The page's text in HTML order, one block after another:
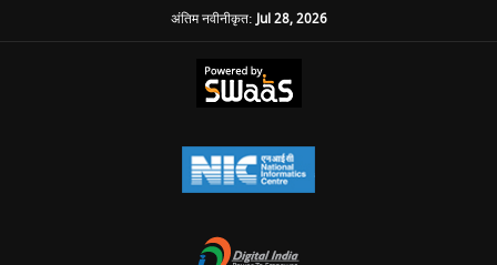
अंतिम नवीनीकृत:Jul 28, 2026